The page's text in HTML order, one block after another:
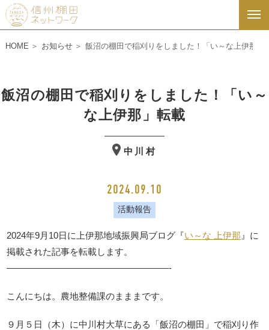
HOME お知らせ 飯沼の棚田で稲刈りをしました！「い～な上伊那」
飯沼の棚田で稲刈りをしました！「い～
な上伊那」転載
中川村
2024.09.10
活動報告
2024年9月10日に上伊那地域振興局ブログ『い～な 上伊那 』に
掲載された記事を転載します。
——————————————————-
こんにちは。農地整備課のまままです。
９月５日（木）に中川村大草にある「飯沼の棚田」で稲刈り作